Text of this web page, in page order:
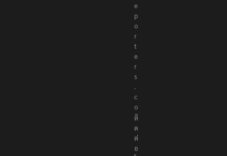
e
p
o
r
t
e
r
s
.
c
o
ติ
ด
ต่
อ